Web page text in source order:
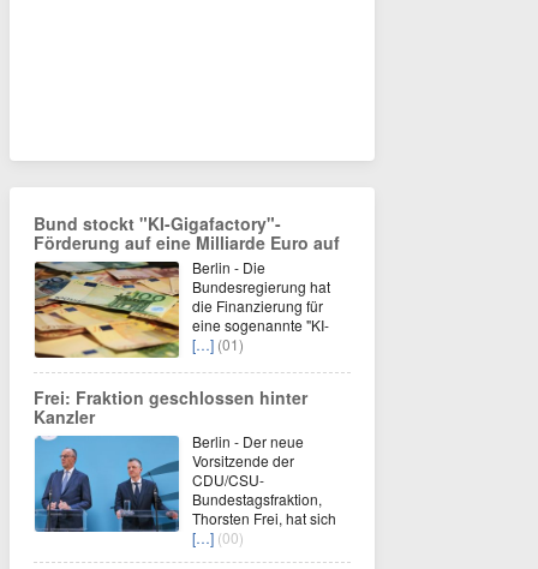
Bund stockt "KI-Gigafactory"-
Förderung auf eine Milliarde Euro auf
Berlin - Die
Bundesregierung hat
die Finanzierung für
eine sogenannte "KI-
[…] (01)
Frei: Fraktion geschlossen hinter
Kanzler
Berlin - Der neue
Vorsitzende der
CDU/CSU-
Bundestagsfraktion,
Thorsten Frei, hat sich
[…] (00)